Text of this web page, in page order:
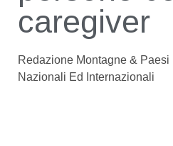
caregiver
Redazione Montagne & Paesi
Nazionali Ed Internazionali